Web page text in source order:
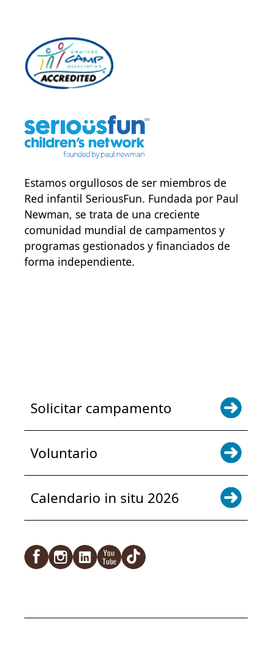
Estamos orgullosos de ser miembros de
Red infantil SeriousFun. Fundada por Paul
Newman, se trata de una creciente
comunidad mundial de campamentos y
programas gestionados y financiados de
forma independiente.
Solicitar campamento
Voluntario
Calendario in situ 2026